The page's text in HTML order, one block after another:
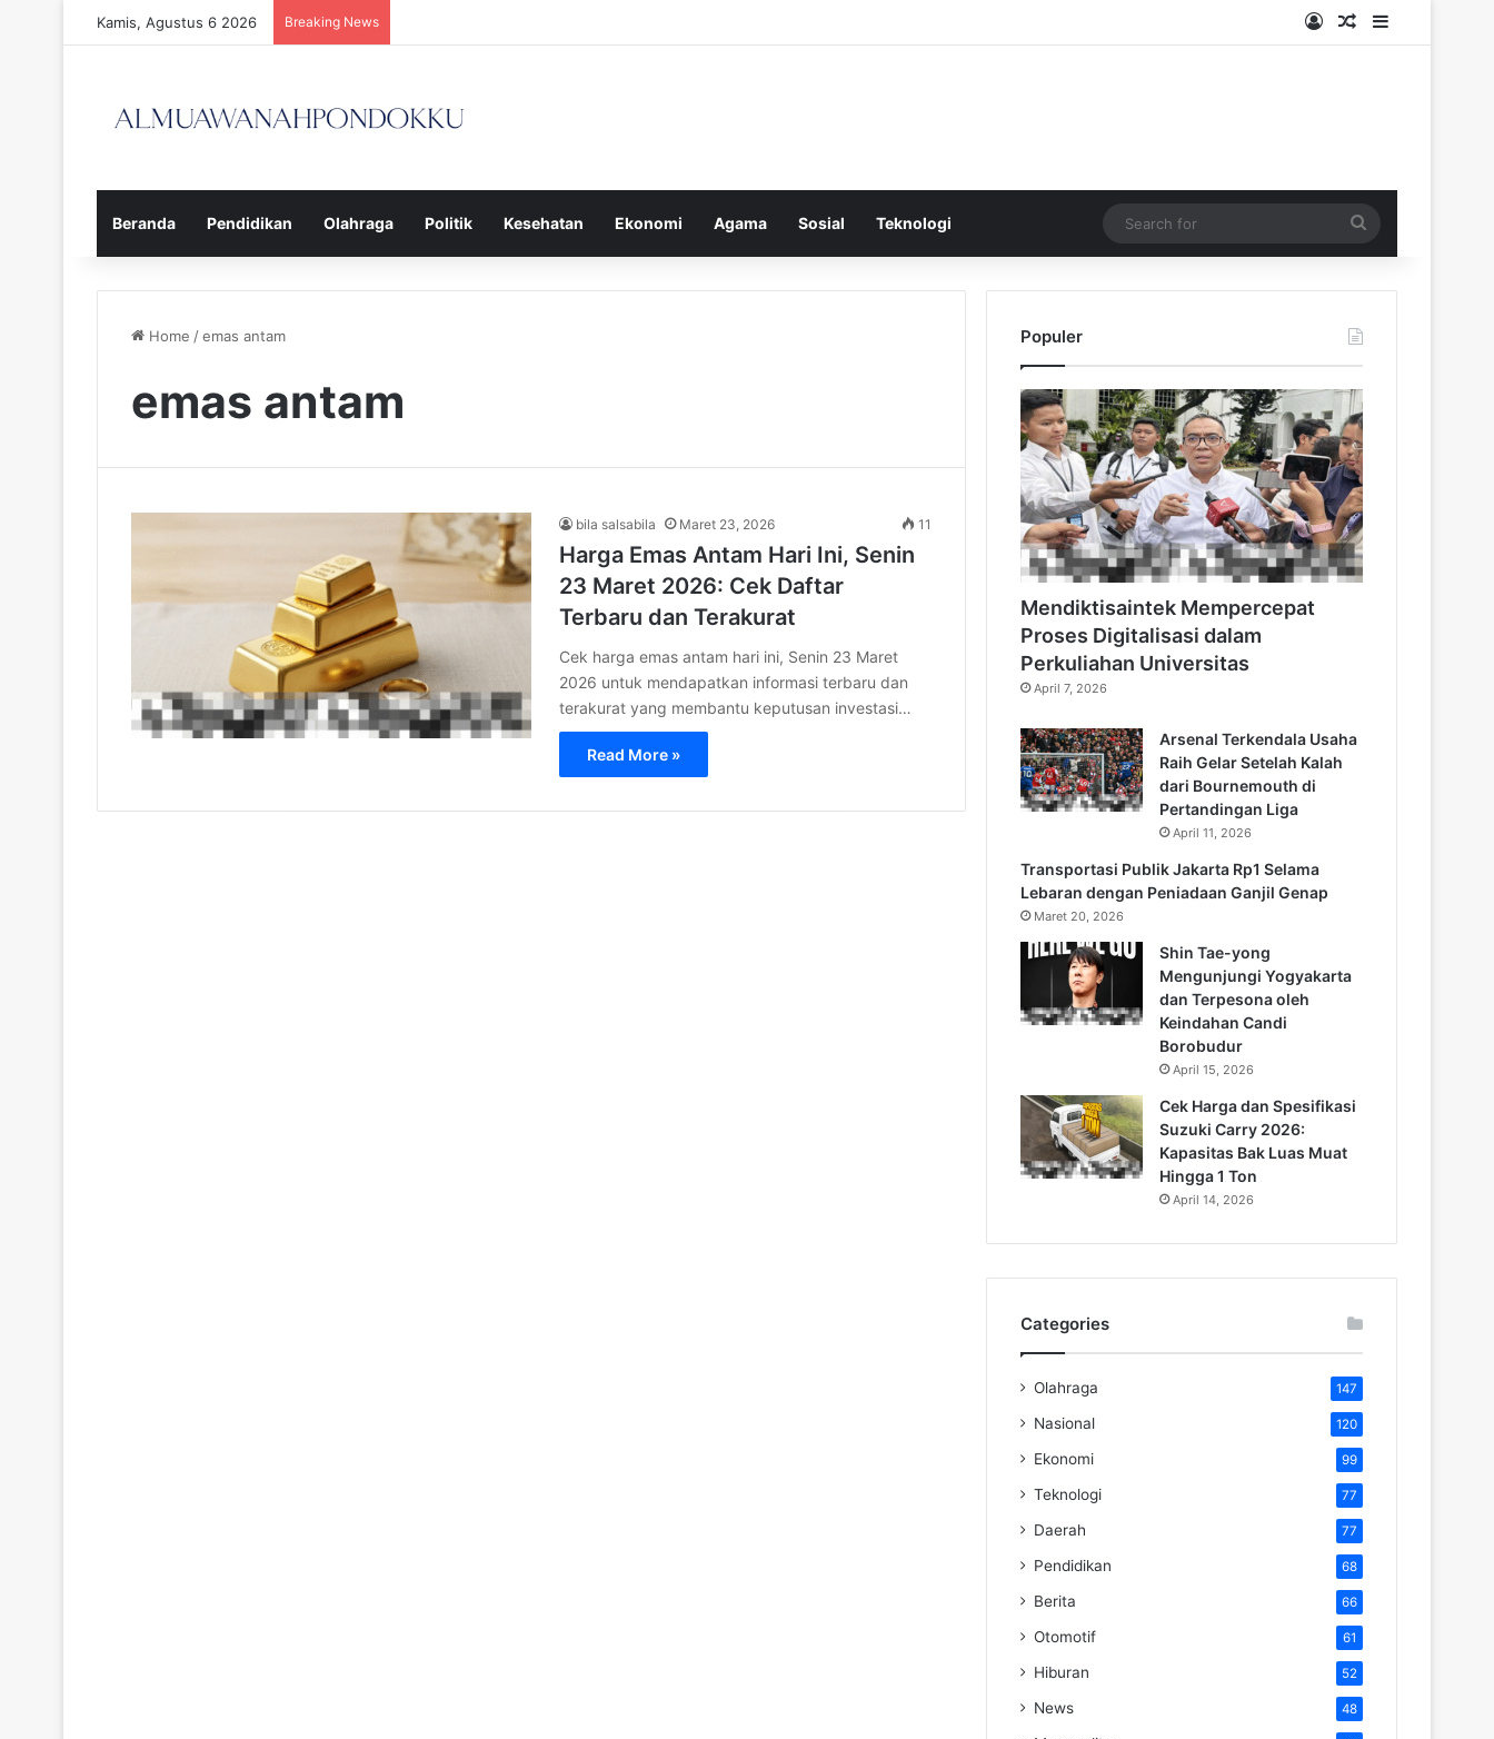
Kamis, Agustus 6 2026 Breaking News Log InRandom Article
Sidebar
Beranda Pendidikan Olahraga Politik Kesehatan Ekonomi Agama Sosial Teknologi
for
Home /emas antam
emas antam
bila salsabila Maret 23, 2026 11
Harga Emas Antam Hari Ini, Senin
23 Maret 2026: Cek Daftar
Terbaru dan Terakurat
Cek harga emas antam hari ini, Senin 23 Maret
2026 untuk mendapatkan informasi terbaru dan
terakurat yang membantu keputusan investasi…
Read More »
Populer
Mendiktisaintek Mempercepat
Proses Digitalisasi dalam
Perkuliahan Universitas
April 7, 2026
Arsenal Terkendala Usaha
Raih Gelar Setelah Kalah
dari Bournemouth di
Pertandingan Liga
April 11, 2026
Transportasi Publik Jakarta Rp1 Selama
Lebaran dengan Peniadaan Ganjil Genap
Maret 20, 2026
Shin Tae-yong
Mengunjungi Yogyakarta
dan Terpesona oleh
Keindahan Candi
Borobudur
April 15, 2026
Cek Harga dan Spesifikasi
Suzuki Carry 2026:
Kapasitas Bak Luas Muat
Hingga 1 Ton
April 14, 2026
Categories
Olahraga 147
Nasional 120
Ekonomi 99
Teknologi 77
Daerah 77
Pendidikan 68
Berita 66
Otomotif 61
Hiburan 52
News 48